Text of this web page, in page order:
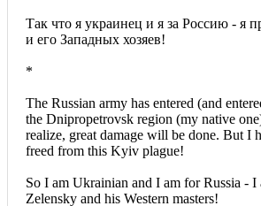
Так что я украинец и я за Россию - я
и его Западных хозяев!
*
The Russian army has entered (and
the Dnipropetrovsk region (my native
realize, great damage will be done. But I
freed from this Kyiv plague!
So I am Ukrainian and I am for Russia - I
Zelensky and his Western masters!